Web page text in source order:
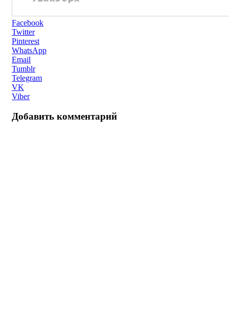
Facebook
Twitter
Pinterest
WhatsApp
Email
Tumblr
Telegram
VK
Viber
Добавить комментарий